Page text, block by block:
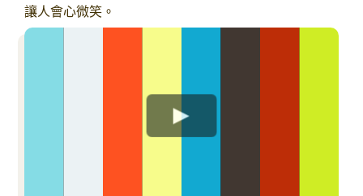
讓人會心微笑。